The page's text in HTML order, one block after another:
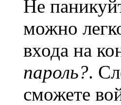
Не
можно
входа на
пароль?.
сможете